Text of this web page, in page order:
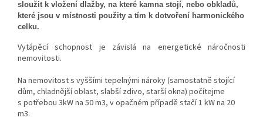
sloužit k vložení dlažby, na které kamna stojí, nebo obkladů,
které jsou v místnosti použity a tím k dotvoření harmonického
celku.
Vytápěcí schopnost je závislá na energetické náročnosti
nemovitosti.
Na nemovitost s vyššími tepelnými nároky (samostatně stojící
dům, chladnější oblast, slabší zdivo, starší okna) počítejme
s potřebou 3kW na 50 m3, v opačném případě stačí 1 kW na 20
m3.